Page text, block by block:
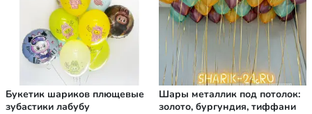
Букетик шариков плющевые
зубастики лабубу
Шары металлик под потолок:
золото, бургундия, тиффани